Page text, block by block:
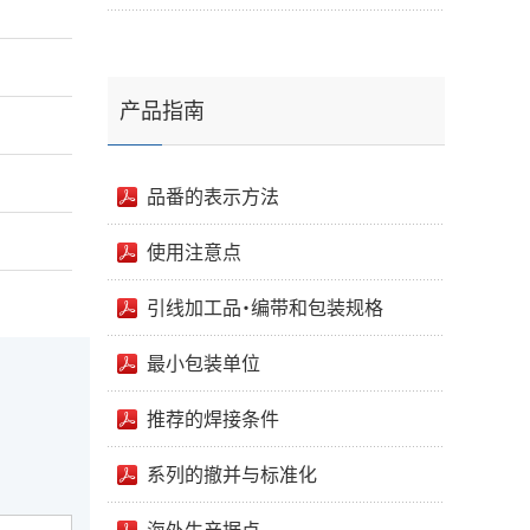
产品指南
品番的表示方法
使用注意点
引线加工品・编带和包装规格
最小包装单位
推荐的焊接条件
系列的撤并与标准化